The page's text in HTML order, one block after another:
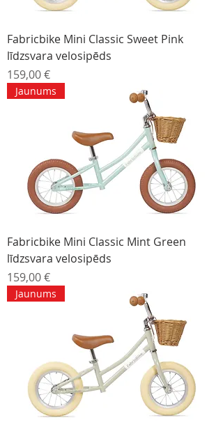
Fabricbike Mini Classic Sweet Pink
līdzsvara velosipēds
Cena
159,00 €
Jaunums
Fabricbike Mini Classic Mint Green
līdzsvara velosipēds
Cena
159,00 €
Jaunums